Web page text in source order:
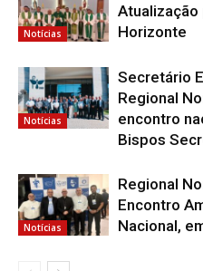
Notícias
Atualização
Horizonte
Notícias
Secretário
Regional
encontro
Bispos
Notícias
Regional
Encontro
Nacional,